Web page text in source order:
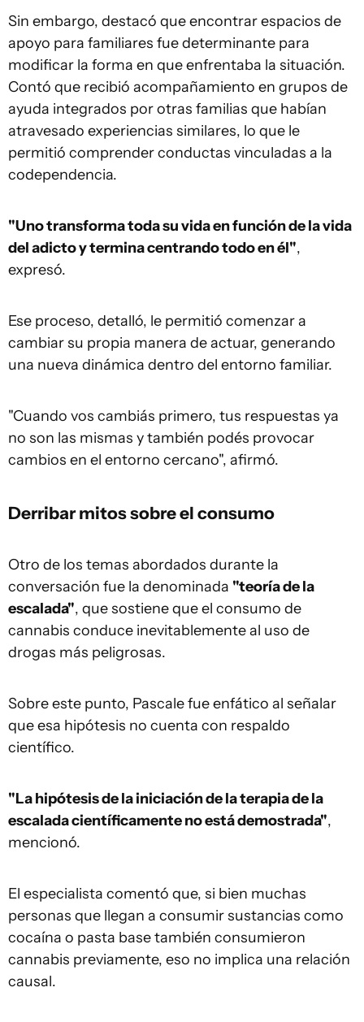
Sin embargo, destacó que encontrar espacios de
apoyo para familiares fue determinante para
modificar la forma en que enfrentaba la situación.
Contó que recibió acompañamiento en grupos de
ayuda integrados por otras familias que habían
atravesado experiencias similares, lo que le
permitió comprender conductas vinculadas a la
codependencia.
"Uno transforma toda su vida en función de la vida
del adicto y termina centrando todo en él",
expresó.
Ese proceso, detalló, le permitió comenzar a
cambiar su propia manera de actuar, generando
una nueva dinámica dentro del entorno familiar.
"Cuando vos cambiás primero, tus respuestas ya
no son las mismas y también podés provocar
cambios en el entorno cercano", afirmó.
Derribar mitos sobre el consumo
Otro de los temas abordados durante la
conversación fue la denominada "teoría de la
escalada", que sostiene que el consumo de
cannabis conduce inevitablemente al uso de
drogas más peligrosas.
Sobre este punto, Pascale fue enfático al señalar
que esa hipótesis no cuenta con respaldo
científico.
"La hipótesis de la iniciación de la terapia de la
escalada científicamente no está demostrada",
mencionó.
El especialista comentó que, si bien muchas
personas que llegan a consumir sustancias como
cocaína o pasta base también consumieron
cannabis previamente, eso no implica una relación
causal.